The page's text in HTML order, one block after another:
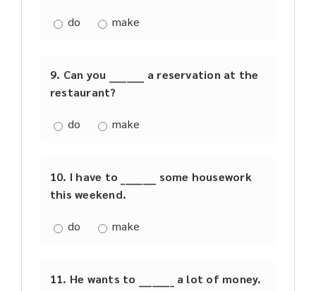
do make
9. Can you ________ a reservation at the
restaurant?
do make
10. I have to ________ some housework
this weekend.
do make
11. He wants to ________ a lot of money.